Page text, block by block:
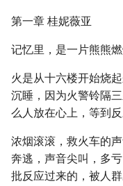
第一章 桂妮薇亚
记忆里，是一片熊熊燃
火是从十六楼开始烧
沉睡，因为火警铃隔
么人放在心上，等到
浓烟滚滚，救火车的
奔逃，声音尖叫，多
批反应过来的，被人